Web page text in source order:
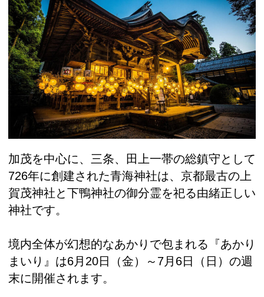
加茂を中心に、三条、田上一帯の総鎮守として
726年に創建された青海神社は、京都最古の上
賀茂神社と下鴨神社の御分霊を祀る由緒正しい
神社です。
境内全体が幻想的なあかりで包まれる『あかり
まいり』は6月20日（金）～7月6日（日）の週
末に開催されます。